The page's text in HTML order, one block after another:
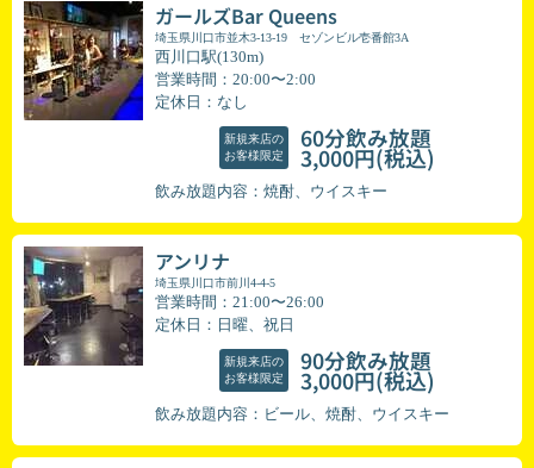
ガールズBar Queens
埼玉県川口市並木3-13-19 セゾンビル壱番館3A
西川口駅(130m)
営業時間：20:00〜2:00
定休日：なし
新規来店の
お客様限定
60分飲み放題
3,000円(税込)
飲み放題内容：焼酎、ウイスキー
アンリナ
埼玉県川口市前川4-4-5
営業時間：21:00〜26:00
定休日：日曜、祝日
新規来店の
お客様限定
90分飲み放題
3,000円(税込)
飲み放題内容：ビール、焼酎、ウイスキー